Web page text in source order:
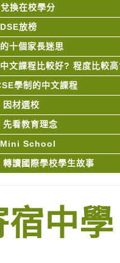
換在校學分
DSE放榜
十個家長迷思
文課程比較好? 程度比較
學制的中文課程
因材選校
看教育理念
Mini School
讀國際學校學生故事
宿中學